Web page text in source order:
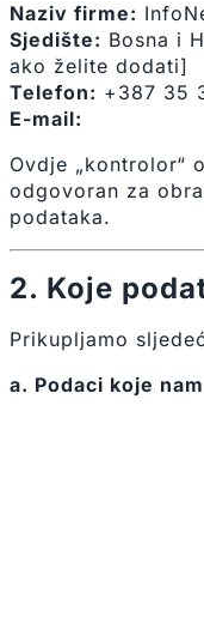
Naziv firme:
Sjedište: Bosna i
ako želite dodati]
Telefon: +387 35
E-mail:
Ovdje „kontrolor“
odgovoran za
podataka.
2. Koje
Prikupljamo
a. Podaci koje